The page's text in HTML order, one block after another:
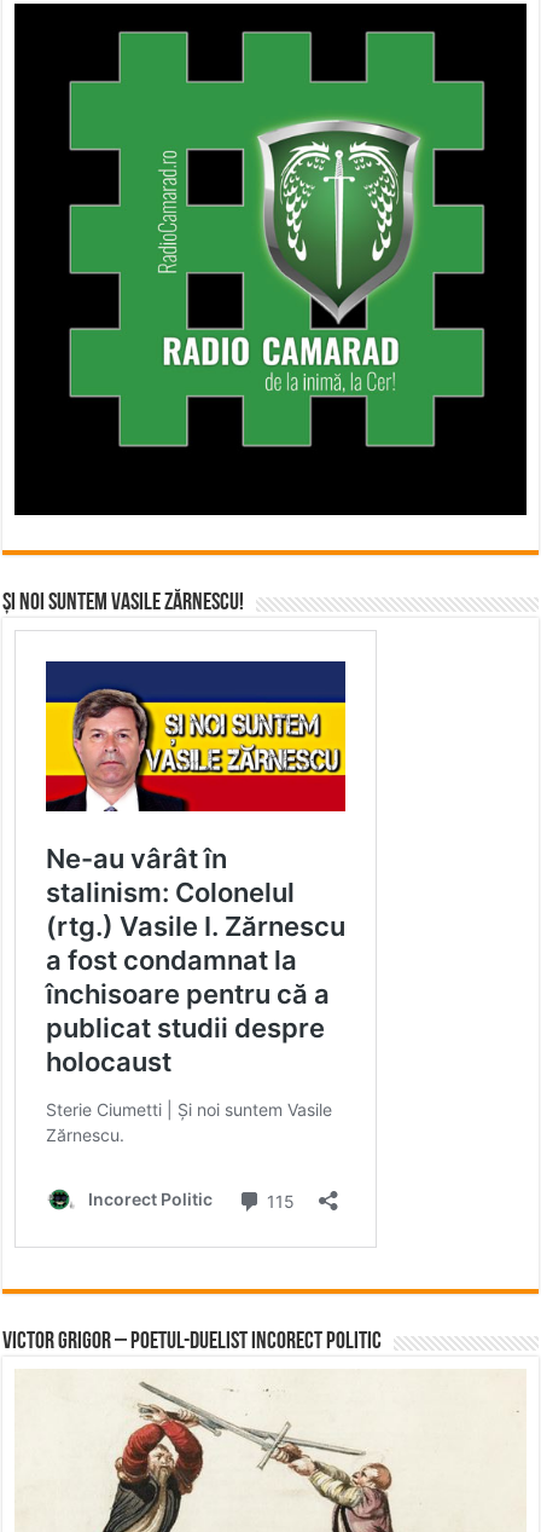
Și noi suntem Vasile Zărnescu!
Victor Grigor – Poetul-Duelist Incorect Politic